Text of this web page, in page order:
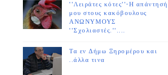
''Λειράτες κότες''-Η απάντησή
μου στους κακόβουλους
ΑΝΩΝΥΜΟΥΣ
''Σχολιαστές.''....
Τα εν Δήμω Ξηρομέρου και
..άλλα τινα